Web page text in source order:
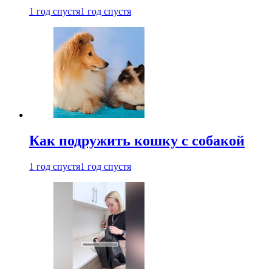
1 год спустя1 год спустя
Как подружить кошку с собакой
1 год спустя1 год спустя